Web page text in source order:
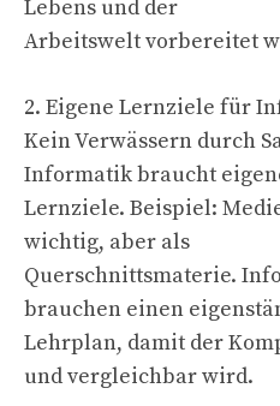
Lebens und der
Arbeitswelt vorbereitet
2. Eigene Lernziele für
Kein Verwässern durch
Informatik braucht
Lernziele. Beispiel:
wichtig, aber als
Querschnittsmaterie.
brauchen einen
Lehrplan, damit der
und vergleichbar wird.